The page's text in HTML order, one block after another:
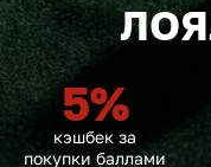
5%
кэшбек за
покупки баллами